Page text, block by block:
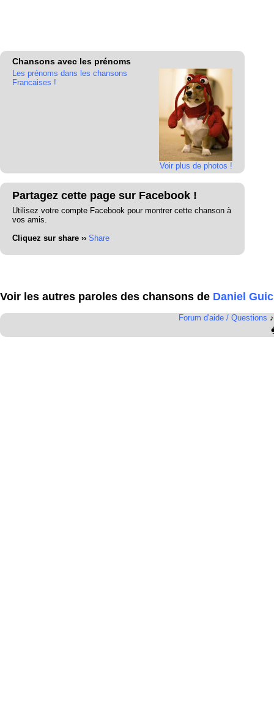
Chansons avec les prénoms
Voir plus de photos !
Les prénoms dans les chansons
Francaises !
Partagez cette page sur Facebook !
Utilisez votre compte Facebook pour montrer cette chanson à
vos amis.
Cliquez sur share ›› Share
Voir les autres paroles des chansons de Daniel
Forum d'aide / Questions